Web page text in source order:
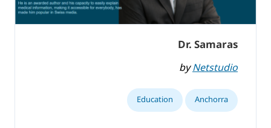
Dr. Samaras
byNetstudio
Anchorra
Education